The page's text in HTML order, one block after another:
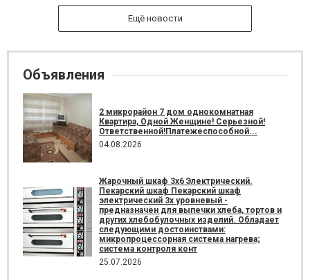
Ещё новости
Объявления
2 микрорайон 7 дом однокомнатная
Квартира, Одной Женщине! Серьезной!
Ответственной!Платежеспособной...
04.08.2026
Жарочный шкаф 3х6 Электрический.
Пекарский шкаф Пекарский шкаф
электрический 3х уровневый -
предназначен для выпечки хлеба, тортов и
других хлебобулочных изделий. Обладает
следующими достоинствами:
микропроцессорная система нагрева;
система контроля конт
25.07.2026